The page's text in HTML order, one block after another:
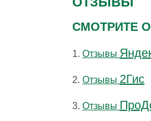
СМОТРИТЕ
1. Отзывы
2. Отзывы 2Гис
3. Отзывы